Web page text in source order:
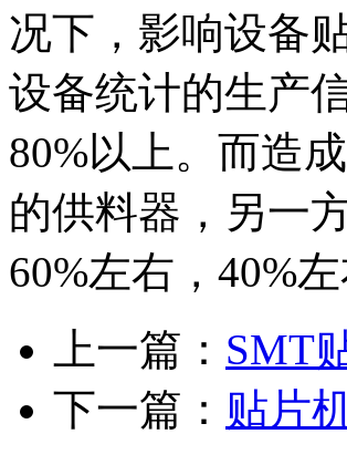
况下，影响设备
设备统计的生产
80%以上。而造
的供料器，另一
60%左右，40%
上一篇： SMT
下一篇： 贴片